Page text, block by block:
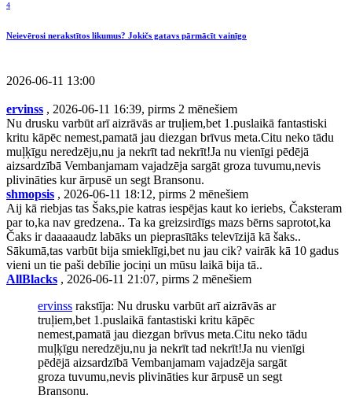
4
Neievērosi nerakstītos likumus? Jokičs gatavs pārmācīt vainīgo
2026-06-11 13:00
ervinss , 2026-06-11 16:39, pirms 2 mēnešiem
Nu drusku varbūt arī aizrāvās ar truļiem,bet 1.puslaikā fantastiski
kritu kāpēc nemest,pamatā jau diezgan brīvus meta.Citu neko tādu
muļķīgu neredzēju,nu ja nekrīt tad nekrīt!Ja nu vienīgi pēdējā
aizsardzībā Vembanjamam vajadzēja sargāt groza tuvumu,nevis
plivināties kur ārpusē un segt Bransonu.
shmopsis , 2026-06-11 18:12, pirms 2 mēnešiem
Aij kā riebjas tas Šaks,pie katras iespējas kaut ko ieriebs, Čaksteram
par to,ka nav gredzena.. Ta ka greizsirdīgs mazs bērns saprotot,ka
Čaks ir daaaaaudz labāks un pieprasītāks televīzijā kā šaks..
Sākumā,tas varbūt bija smieklīgi,bet nu jau cik? vairāk kā 10 gadus
vieni un tie paši debīlie jociņi un mūsu laikā bija tā..
AllBlacks , 2026-06-11 21:07, pirms 2 mēnešiem
ervinss rakstīja: Nu drusku varbūt arī aizrāvās ar
truļiem,bet 1.puslaikā fantastiski kritu kāpēc
nemest,pamatā jau diezgan brīvus meta.Citu neko tādu
muļķīgu neredzēju,nu ja nekrīt tad nekrīt!Ja nu vienīgi
pēdējā aizsardzībā Vembanjamam vajadzēja sargāt
groza tuvumu,nevis plivināties kur ārpusē un segt
Bransonu.